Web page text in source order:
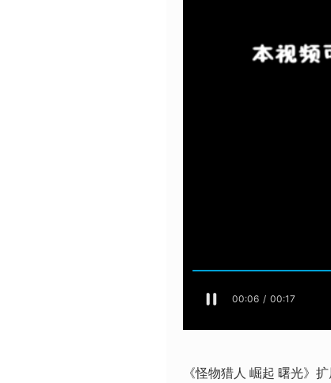
《怪物猎人 崛起 曙光》